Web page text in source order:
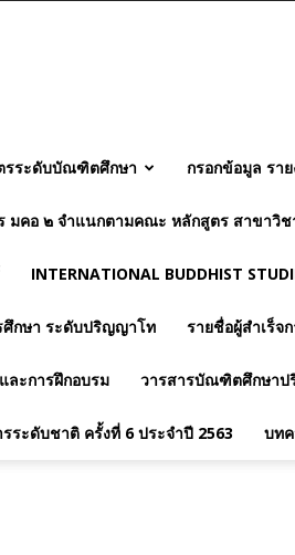
รระดับบัณฑิตศึกษา กรอกข้อมูล รา
มคอ ๒ จำแนกตามคณะ หลักสูตร สาขาวิช
INTERNATIONAL BUDDHIST
ศึกษา ระดับปริญญาโท รายชื่อผู้สำเร็จ
ละการฝึกอบรม วารสารบัณฑิตศึกษาป
ระดับชาติ ครั้งที่ 6 ประจำปี 2563 บท